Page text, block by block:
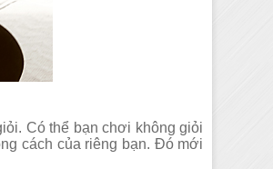
Có thể bạn chơi không giỏi
cách của riêng bạn. Đó mới